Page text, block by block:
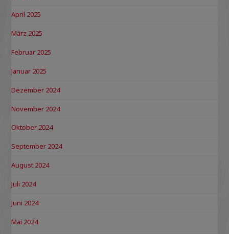
April 2025
März 2025
Februar 2025
Januar 2025
Dezember 2024
November 2024
Oktober 2024
September 2024
August 2024
Juli 2024
Juni 2024
Mai 2024